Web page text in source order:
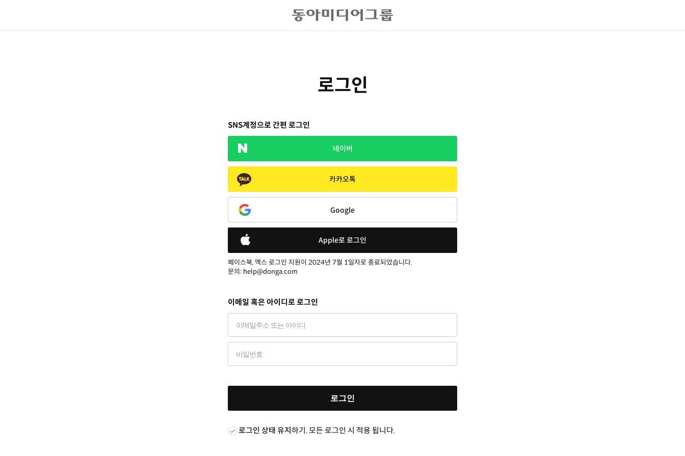
로그인
SNS계정으로 간편 로그인
네이버
카카오톡
Google
Apple로 로그인
페이스북, 엑스 로그인 지원이 2024년 7월 1일자로 종료되었습니다.
문의: help@donga.com
이메일 혹은 아이디로 로그인
로그인
로그인 상태 유지하기. 모든 로그인 시 적용 됩니다.